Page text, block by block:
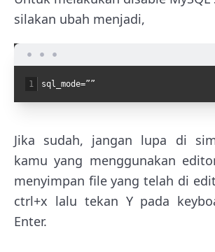
silakan ubah menjadi,
1 sql_mode=””
Jika sudah, jangan lupa di
kamu yang menggunakan
menyimpan file yang telah di
ctrl+x lalu tekan Y pada
Enter.